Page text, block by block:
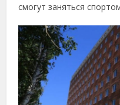
смогут заняться